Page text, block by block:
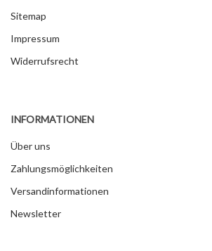
Sitemap
Impressum
Widerrufsrecht
INFORMATIONEN
Über uns
Zahlungsmöglichkeiten
Versandinformationen
Newsletter